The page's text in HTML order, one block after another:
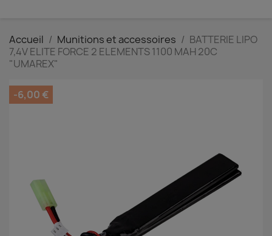
Accueil Munitions et accessoires
BATTERIE LIPO
7,4V ELITE FORCE 2 ELEMENTS 1100 MAH 20C
"UMAREX"
-6,00 €